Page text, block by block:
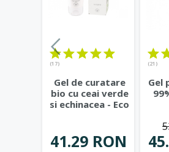
(17)
Gel de curatare
bio cu ceai verde
si echinacea - Eco
41.29 RON
(21)
Gel